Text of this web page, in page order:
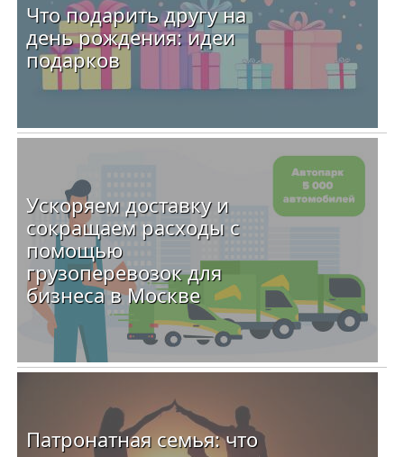
Что подарить другу на
день рождения: идеи
подарков
Ускоряем доставку и
сокращаем расходы с
помощью
грузоперевозок для
бизнеса в Москве
Патронатная семья: что